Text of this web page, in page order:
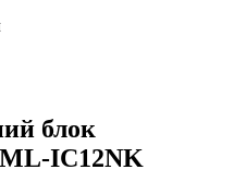
блок
IC12NK